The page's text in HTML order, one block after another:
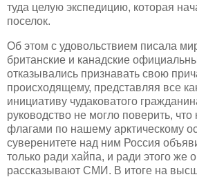
туда целую экспедицию, которая
поселок.
Об этом с удовольствием писала
британские и канадские
отказывались признавать свою
происходящему, представляя все
инициативу чудаковатого
руководство не могло поверить, что
флагами по нашему арктическому
суверенитете над ним Россия
только ради хайпа, и ради этого же
рассказывают СМИ. В итоге на